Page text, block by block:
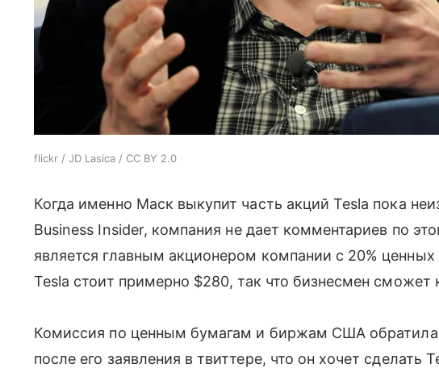
flickr / JD Lasica / CC BY 2.0
Когда именно Маск выкупит часть акций Tesla пока
Business Insider, компания не дает комментариев по
является главным акционером компании с 20%
Tesla стоит примерно $280, так что бизнесмен сможет
Комиссия по ценным бумагам и биржам США
после его заявления в твиттере, что он хочет сделать